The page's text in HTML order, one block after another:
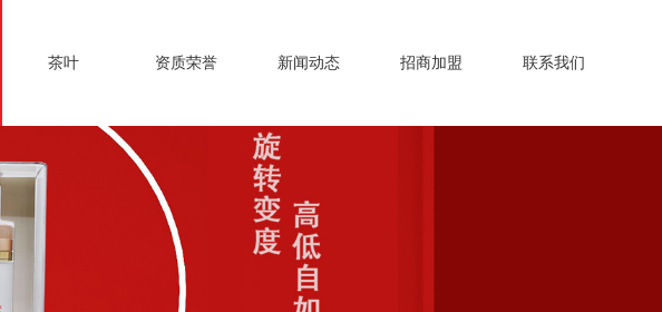
茶叶 资质荣誉 新闻动态 招商加盟 联系我们